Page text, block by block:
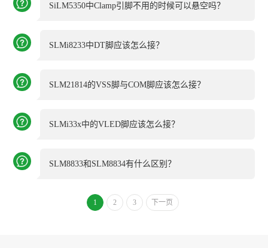
SiLM5350中Clamp引脚不用的时候可以悬空吗？
SLMi8233中DT脚应该怎么接？
SLM21814的VSS脚与COM脚应该怎么接？
SLMi33x中的VLED脚应该怎么接？
SLM8833和SLM8834有什么区别？
1 2 3 下一页